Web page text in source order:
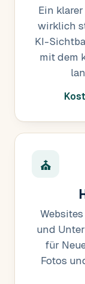
Ein
wirklich
KI-
mit dem
⛪
und
für
Fotos